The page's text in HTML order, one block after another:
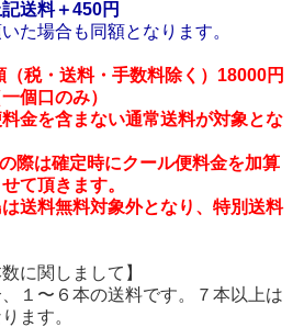
記送料＋450円
た場合も同額となります。
税・送料・手数料除く）18000円
一個口のみ）
料金を含まない通常送料が対象とな
際は確定時にクール便料金を加算
て頂きます。
送料無料対象外となり、特別送料
に関しまして】
１〜６本の送料です。７本以上は
ます。